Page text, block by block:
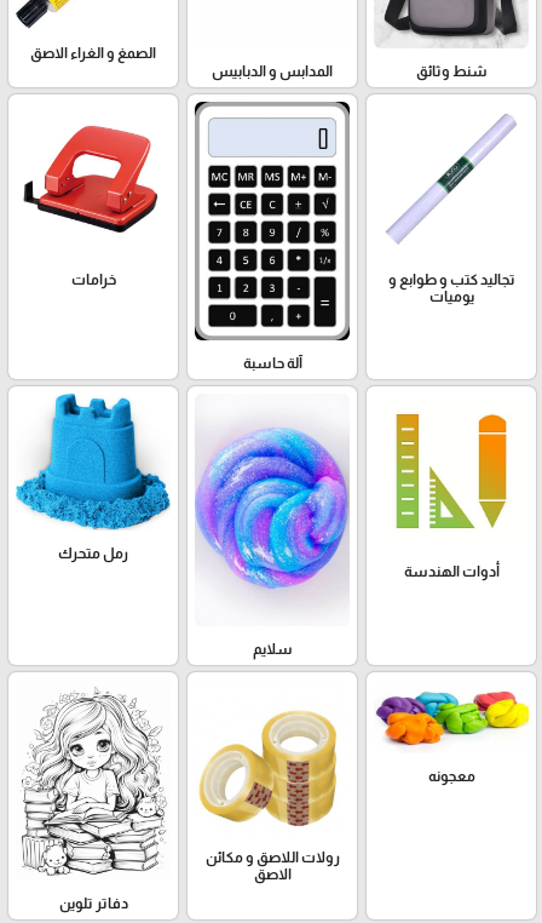
شنط وثائق المدابس و الدبابيس
الصمغ و الغراء الاصق
تجاليد كتب و طوابع و
يوميات
آلة حاسبة
خرامات
أدوات الهندسة
سلايم
رمل متحرك
معجونه
رولات اللاصق و مكائن
الاصق
دفاتر تلوين